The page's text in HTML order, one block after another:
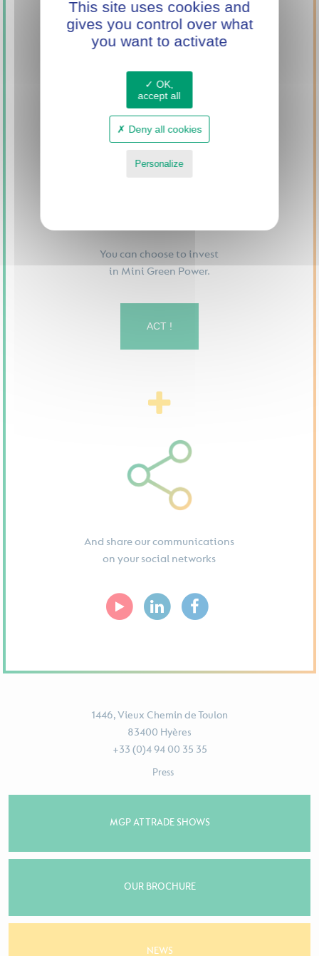
SUPPORT
INNOVATION
POWER
You can choose to invest
in Mini Green Power.
ACT !
And share our communications
on your social networks
1446, Vieux Chemin de Toulon
83400 Hyères
+33 (0)4 94 00 35 35
Press
MGP AT TRADE SHOWS
OUR BROCHURE
NEWS
This site uses cookies and
gives you control over what
you want to activate
OK,
accept all
Deny all cookies
Personalize